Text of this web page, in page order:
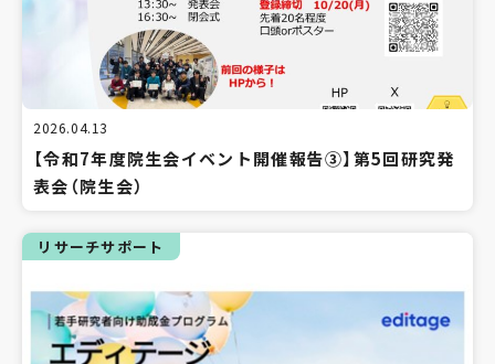
2026.04.13
【令和7年度院生会イベント開催報告③】第5回研究発
表会（院生会）
リサーチサポート